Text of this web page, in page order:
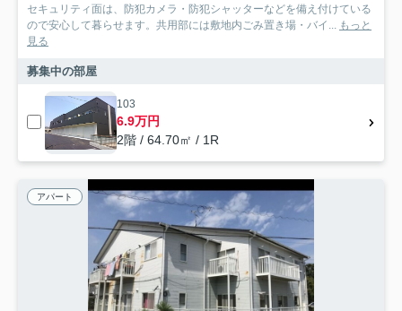
セキュリティ面は、防犯カメラ・防犯シャッターなどを備え付けている
ので安心して暮らせます。共用部には敷地内ごみ置き場・バイ...
もっと
見る
募集中の部屋
103
6.9万円
2階 / 64.70㎡ / 1R
アパート